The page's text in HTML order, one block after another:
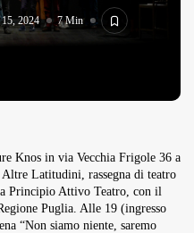
2024 7 Min
Knos in via Vecchia Frigole 36 a
Altre Latitudini, rassegna di teatro
Principio Attivo Teatro, con il
Puglia. Alle 19 (ingresso
“Non siamo niente, saremo